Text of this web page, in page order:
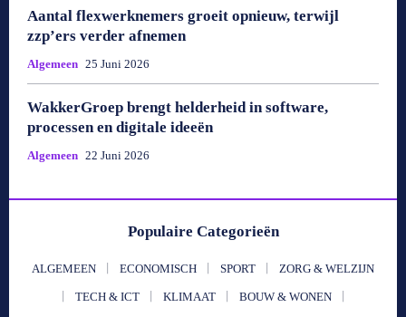
Aantal flexwerknemers groeit opnieuw, terwijl
zzp’ers verder afnemen
Algemeen 25 Juni 2026
WakkerGroep brengt helderheid in software,
processen en digitale ideeën
Algemeen 22 Juni 2026
Populaire Categorieën
ALGEMEEN ECONOMISCH SPORT ZORG & WELZIJN
TECH & ICT KLIMAAT BOUW & WONEN